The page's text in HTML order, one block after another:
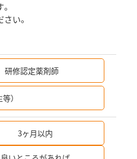
い。
研修認定薬剤師
）
3ヶ月以内